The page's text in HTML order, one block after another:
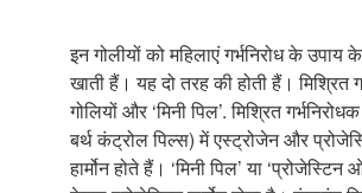
इन गोलीयों को महिलाएं गर्भनिरोध के उपाय
खाती हैं। यह दो तरह की होती हैं। मिश्रित
गोलियों और ‘मिनी पिल’. मिश्रित
बर्थ कंट्रोल पिल्स) में एस्ट्रोजेन और
हार्मोन होते हैं। ‘मिनी पिल’ या